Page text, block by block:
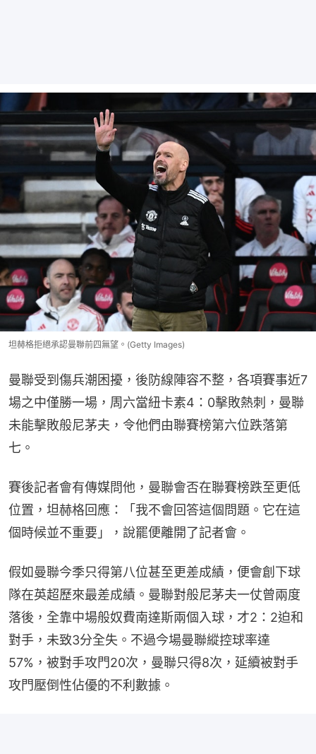
坦赫格拒絕承認曼聯前四無望。(Getty Images)
曼聯受到傷兵潮困擾，後防線陣容不整，各項賽事近7
場之中僅勝一場，周六當紐卡素4：0擊敗熱刺，曼聯
未能擊敗般尼茅夫，令他們由聯賽榜第六位跌落第
七。
賽後記者會有傳媒問他，曼聯會否在聯賽榜跌至更低
位置，坦赫格回應：「我不會回答這個問題。它在這
個時候並不重要」，說罷便離開了記者會。
假如曼聯今季只得第八位甚至更差成績，便會創下球
隊在英超歷來最差成績。曼聯對般尼茅夫一仗曾兩度
落後，全靠中場般奴費南達斯兩個入球，才2：2迫和
對手，未致3分全失。不過今場曼聯縱控球率達
57%，被對手攻門20次，曼聯只得8次，延續被對手
攻門壓倒性佔優的不利數據。